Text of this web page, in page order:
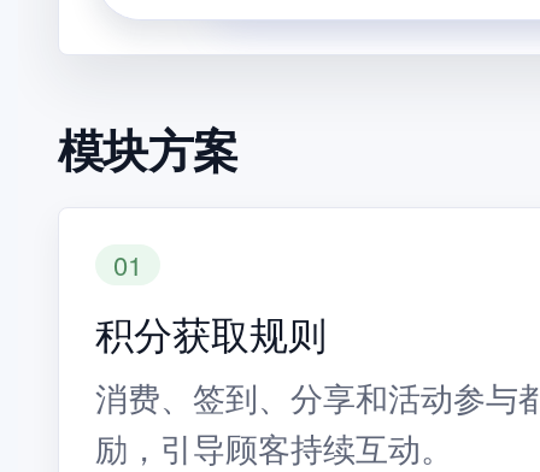
模块方案
01
积分获取规则
消费、签到、分享和活动参与
励，引导顾客持续互动。